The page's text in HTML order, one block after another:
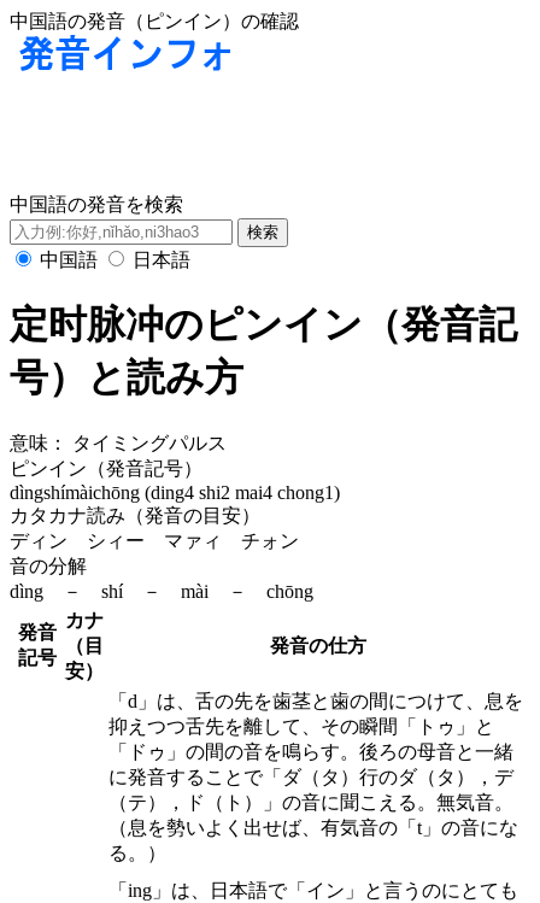
中国語の発音（ピンイン）の確認
中国語の発音を検索
中国語 日本語
定时脉冲のピンイン（発音記
号）と読み方
意味：
タイミングパルス
ピンイン（発音記号）
dìngshímàichōng (ding4 shi2 mai4 chong1)
カタカナ読み（発音の目安）
ディン シィー マァィ チォン
音の分解
dìng － shí － mài － chōng
発音
記号
カナ
（目
安）
発音の仕方
「d」は、舌の先を歯茎と歯の間につけて、息を
抑えつつ舌先を離して、その瞬間「トゥ」と
「ドゥ」の間の音を鳴らす。後ろの母音と一緒
に発音することで「ダ（タ）行のダ（タ），デ
（テ），ド（ト）」の音に聞こえる。無気音。
（息を勢いよく出せば、有気音の「t」の音にな
る。）
「ing」は、日本語で「イン」と言うのにとても